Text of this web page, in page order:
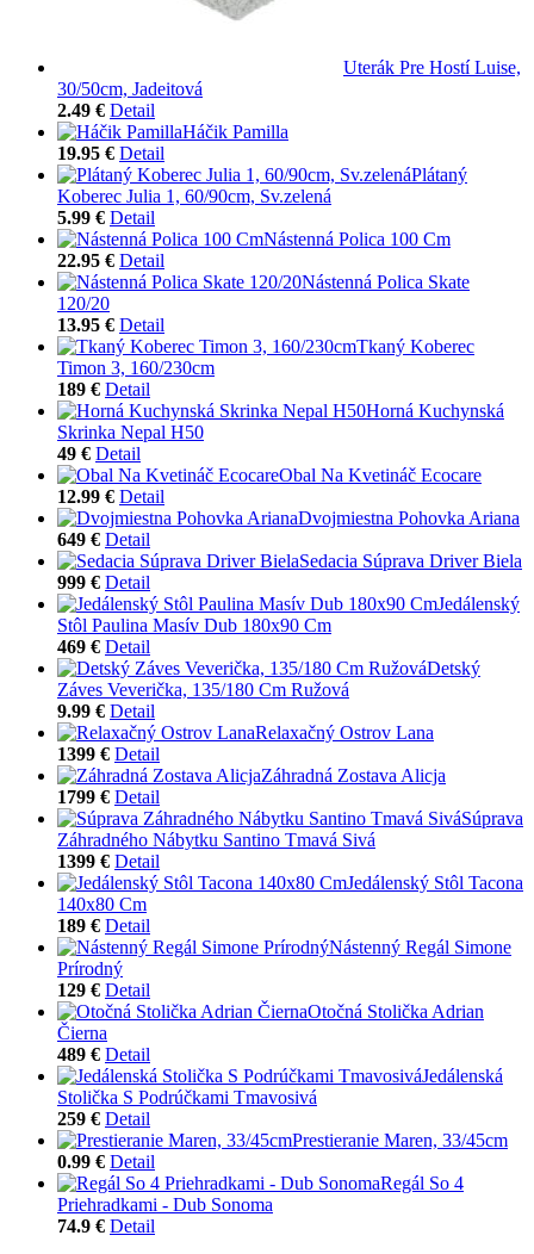
Uterák Pre Hostí Luise,
30/50cm, Jadeitová
2.49 € Detail
Háčik Pamilla
19.95 € Detail
Plátaný
Koberec Julia 1, 60/90cm, Sv.zelená
5.99 € Detail
Nástenná Polica 100 Cm
22.95 € Detail
Nástenná Polica Skate
120/20
13.95 € Detail
Tkaný Koberec
Timon 3, 160/230cm
189 € Detail
Horná Kuchynská
Skrinka Nepal H50
49 € Detail
Obal Na Kvetináč Ecocare
12.99 € Detail
Dvojmiestna Pohovka Ariana
649 € Detail
Sedacia Súprava Driver Biela
999 € Detail
Jedálenský
Stôl Paulina Masív Dub 180x90 Cm
469 € Detail
Detský
Záves Veverička, 135/180 Cm Ružová
9.99 € Detail
Relaxačný Ostrov Lana
1399 € Detail
Záhradná Zostava Alicja
1799 € Detail
Súprava
Záhradného Nábytku Santino Tmavá Sivá
1399 € Detail
Jedálenský Stôl Tacona
140x80 Cm
189 € Detail
Nástenný Regál Simone
Prírodný
129 € Detail
Otočná Stolička Adrian
Čierna
489 € Detail
Jedálenská
Stolička S Podrúčkami Tmavosivá
259 € Detail
Prestieranie Maren, 33/45cm
0.99 € Detail
Regál So 4
Priehradkami - Dub Sonoma
74.9 € Detail